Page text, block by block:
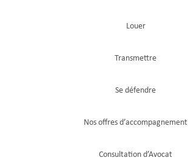
Louer
Transmettre
Se défendre
Nos offres d’accompagnement
Consultation d’Avocat